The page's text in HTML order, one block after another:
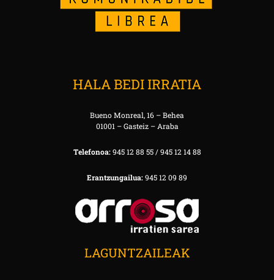
HALA BEDI IRRATIA
Bueno Monreal, 16 – Behea
01001 – Gasteiz – Araba
Telefonoa:945 12 88 55 / 945 12 14 88
Erantzungailua:945 12 09 89
LAGUNTZAILEAK